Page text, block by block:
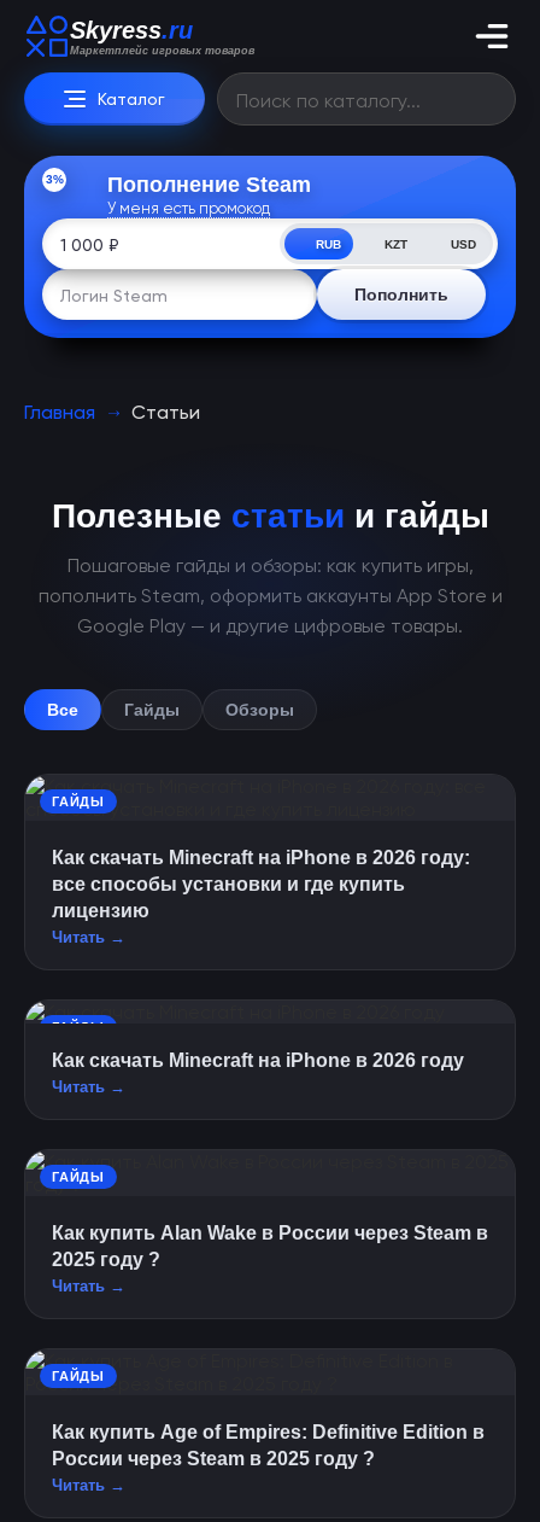
Skyress.ru
Маркетплейс игровых товаров
Каталог
3% Пополнение Steam
У меня есть промокод
RUB KZT USD
Пополнить
Главная Статьи
Полезные статьи и гайды
Пошаговые гайды и обзоры: как купить игры,
пополнить Steam, оформить аккаунты App Store и
Google Play — и другие цифровые товары.
Все Гайды Обзоры
ГАЙДЫ
Как скачать Minecraft на iPhone в 2026 году:
все способы установки и где купить
лицензию
Читать →
ГАЙДЫ
Как скачать Minecraft на iPhone в 2026 году
Читать →
ГАЙДЫ
Как купить Alan Wake в России через Steam в
2025 году ?
Читать →
ГАЙДЫ
Как купить Age of Empires: Definitive Edition в
России через Steam в 2025 году ?
Читать →